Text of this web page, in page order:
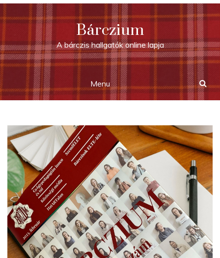
Skip
to
content
Bárczium
A bárczis hallgatók online lapja
Menu